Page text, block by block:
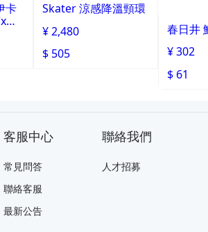
卡
蘇
Skater 涼感降溫頸環
¥ 2,480
$ 505
春日井
¥ 302
$ 61
客服中心
常見問答
聯絡客服
最新公告
聯絡我們
人才招募